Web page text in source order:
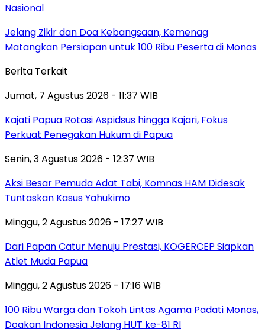
Nasional
Jelang Zikir dan Doa Kebangsaan, Kemenag
Matangkan Persiapan untuk 100 Ribu Peserta di Monas
Berita Terkait
Jumat, 7 Agustus 2026 - 11:37 WIB
Kajati Papua Rotasi Aspidsus hingga Kajari, Fokus
Perkuat Penegakan Hukum di Papua
Senin, 3 Agustus 2026 - 12:37 WIB
Aksi Besar Pemuda Adat Tabi, Komnas HAM Didesak
Tuntaskan Kasus Yahukimo
Minggu, 2 Agustus 2026 - 17:27 WIB
Dari Papan Catur Menuju Prestasi, KOGERCEP Siapkan
Atlet Muda Papua
Minggu, 2 Agustus 2026 - 17:16 WIB
100 Ribu Warga dan Tokoh Lintas Agama Padati Monas,
Doakan Indonesia Jelang HUT ke-81 RI